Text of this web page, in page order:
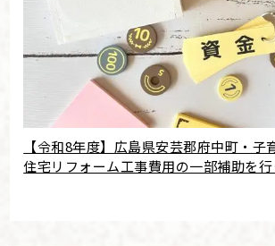
【令和8年度】広島県安芸郡府中町・子
住宅リフォーム工事費用の一部補助を